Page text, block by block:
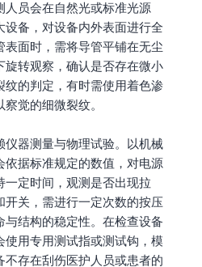
人员会在自然光或标准光源
备，对设备内外表面进行全
面时，需将导管平铺在无尘
旋转观察，确认是否存在微小
纹的判定，有时需使用着色渗
觉的细微裂纹。
仪器测量与物理试验。以机械
依据标准规定的数值，对电源
定时间，观测是否出现拉
开关，需进行一定次数的按压
结构的稳定性。在检查设备
用专用测试指或测试钩，模
存在刮伤医护人员或患者的